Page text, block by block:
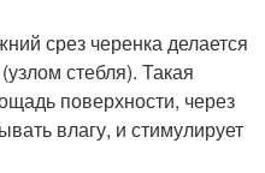
срез черенка делается
стебля). Такая
поверхности, через
влагу, и стимулирует